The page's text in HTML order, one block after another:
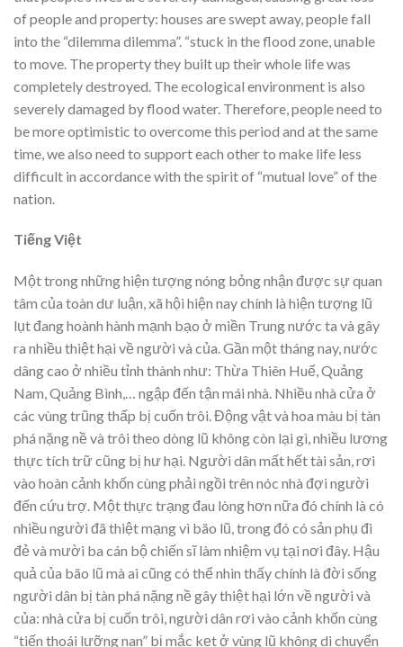
of people and property: houses are swept away, people fall
into the “dilemma dilemma”. “stuck in the flood zone, unable
to move. The property they built up their whole life was
completely destroyed. The ecological environment is also
severely damaged by flood water. Therefore, people need to
be more optimistic to overcome this period and at the same
time, we also need to support each other to make life less
difficult in accordance with the spirit of “mutual love” of the
nation.
Tiếng Việt
Một trong những hiện tượng nóng bỏng nhận được sự quan
tâm của toàn dư luận, xã hội hiện nay chính là hiện tượng lũ
lụt đang hoành hành mạnh bạo ở miền Trung nước ta và gây
ra nhiều thiệt hại về người và của. Gần một tháng nay, nước
dâng cao ở nhiều tỉnh thành như: Thừa Thiên Huế, Quảng
Nam, Quảng Bình,… ngập đến tận mái nhà. Nhiều nhà cửa ở
các vùng trũng thấp bị cuốn trôi. Động vật và hoa màu bị tàn
phá nặng nề và trôi theo dòng lũ không còn lại gì, nhiều lương
thực tích trữ cũng bị hư hại. Người dân mất hết tài sản, rơi
vào hoàn cảnh khốn cùng phải ngồi trên nóc nhà đợi người
đến cứu trợ. Một thực trạng đau lòng hơn nữa đó chính là có
nhiều người đã thiệt mạng vì bão lũ, trong đó có sản phụ đi
đẻ và mười ba cán bộ chiến sĩ làm nhiệm vụ tại nơi đây. Hậu
quả của bão lũ mà ai cũng có thể nhìn thấy chính là đời sống
người dân bị tàn phá nặng nề gây thiệt hại lớn về người và
của: nhà cửa bị cuốn trôi, người dân rơi vào cảnh khốn cùng
“tiến thoái lưỡng nan” bị mắc kẹt ở vùng lũ không di chuyển